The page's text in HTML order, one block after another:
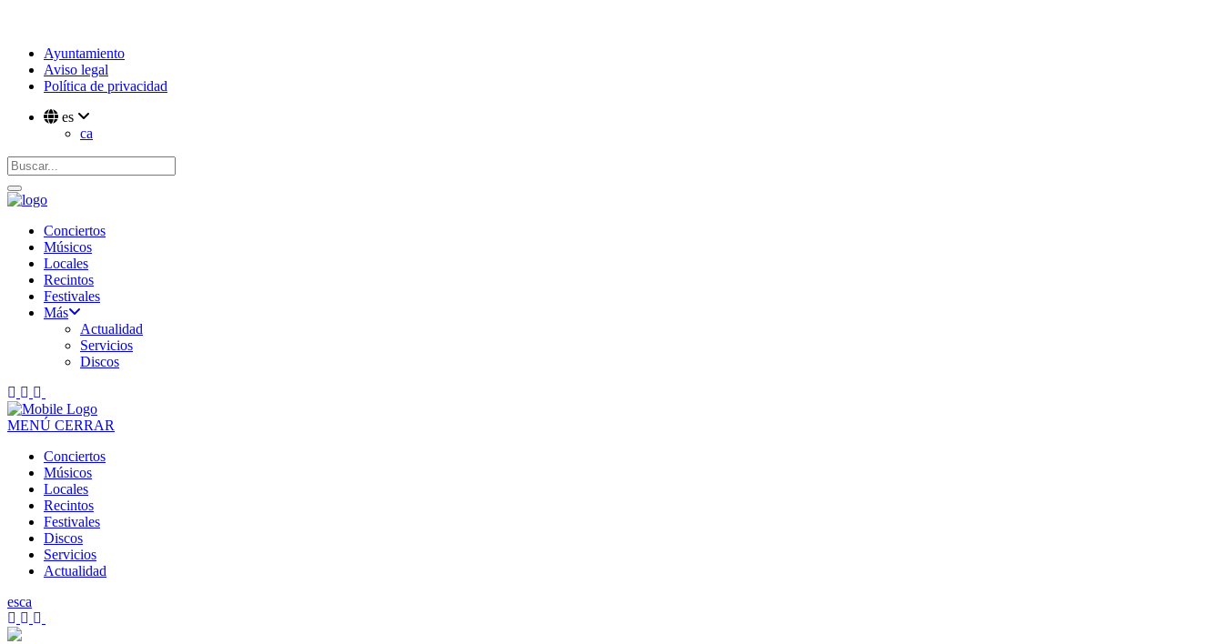
Ayuntamiento
Aviso legal
Política de privacidad
es
ca
Conciertos
Músicos
Locales
Recintos
Festivales
Más
Actualidad
Servicios
Discos
MENÚ CERRAR
Conciertos
Músicos
Locales
Recintos
Festivales
Discos
Servicios
Actualidad
esca